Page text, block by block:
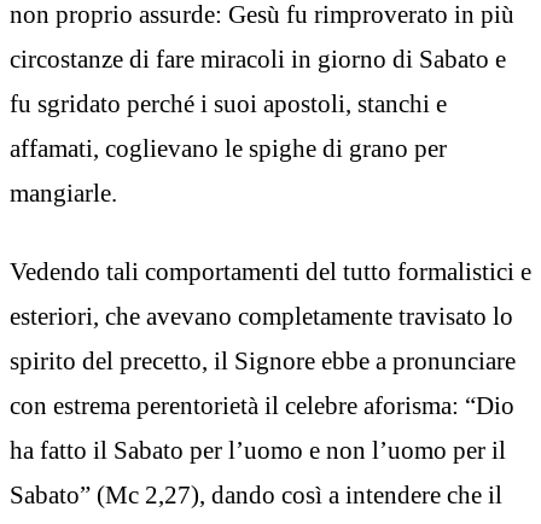
non proprio assurde: Gesù fu rimproverato in più
circostanze di fare miracoli in giorno di Sabato e
fu sgridato perché i suoi apostoli, stanchi e
affamati, coglievano le spighe di grano per
mangiarle.
Vedendo tali comportamenti del tutto formalistici e
esteriori, che avevano completamente travisato lo
spirito del precetto, il Signore ebbe a pronunciare
con estrema perentorietà il celebre aforisma: “Dio
ha fatto il Sabato per l’uomo e non l’uomo per il
Sabato” (Mc 2,27), dando così a intendere che il